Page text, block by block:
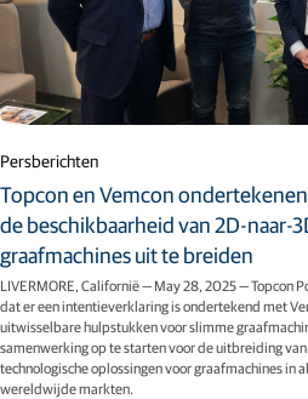
Persberichten
Topcon en Vemcon
de beschikbaarheid van 2D-naar-
graafmachines uit te breiden
LIVERMORE, Californië — May 28, 2025 — Topcon
dat er een intentieverklaring is ondertekend met
uitwisselbare hulpstukken voor slimme
samenwerking op te starten voor de uitbreiding
technologische oplossingen voor graafmachines in
wereldwijde markten.